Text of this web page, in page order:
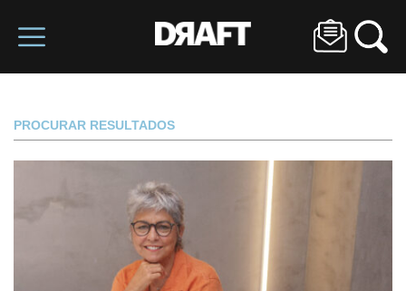
PROCURAR RESULTADOS